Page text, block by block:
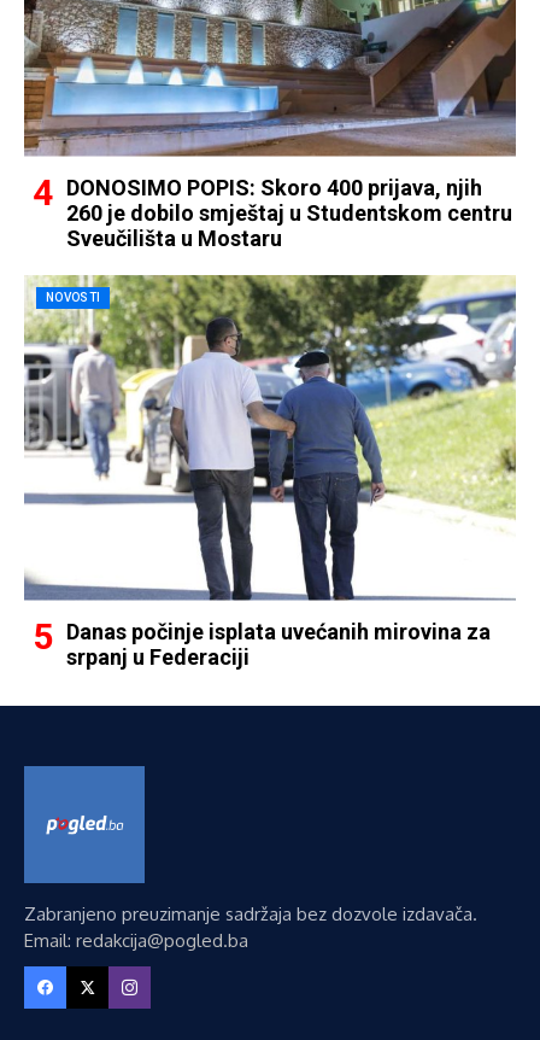
DONOSIMO POPIS: Skoro 400 prijava, njih
260 je dobilo smještaj u Studentskom centru
Sveučilišta u Mostaru
NOVOSTI
Danas počinje isplata uvećanih mirovina za
srpanj u Federaciji
Zabranjeno preuzimanje sadržaja bez dozvole izdavača.
Email: redakcija@pogled.ba